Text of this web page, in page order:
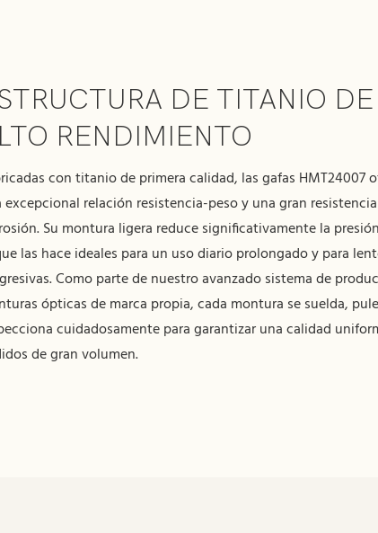
DE TITANIO DE
RENDIMIENTO
con titanio de primera calidad, las gafas HMT24007
excepcional relación resistencia-peso y una gran
Su montura ligera reduce significativamente la
las hace ideales para un uso diario prolongado y para
Como parte de nuestro avanzado sistema de
ópticas de marca propia, cada montura se suelda,
cuidadosamente para garantizar una calidad
de gran volumen.